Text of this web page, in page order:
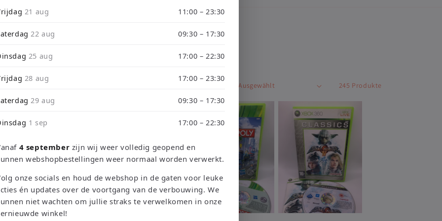
i
n
245 Produkte
21 aug 11:00 – 23:30
22 aug 09:30 – 17:30
25 aug 17:00 – 22:30
28 aug 17:00 – 23:30
29 aug 09:30 – 17:30
1 sep 17:00 – 22:30
4 september zijn wij weer volledig geopend en
webshopbestellingen weer normaal worden verwerkt.
onze socials en houd de webshop in de gaten voor leuke
én updates over de voortgang van de verbouwing. We
niet wachten om jullie straks te verwelkomen in onze
winkel!